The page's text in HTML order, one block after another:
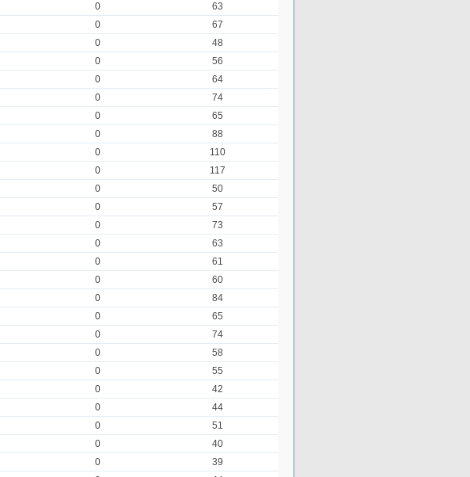
0
63
0
67
0
48
0
56
0
64
0
74
0
65
0
88
0
110
0
117
0
50
0
57
0
73
0
63
0
61
0
60
0
84
0
65
0
74
0
58
0
55
0
42
0
44
0
51
0
40
0
39